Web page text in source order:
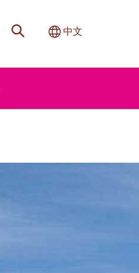
网站搜索切换国际
中文